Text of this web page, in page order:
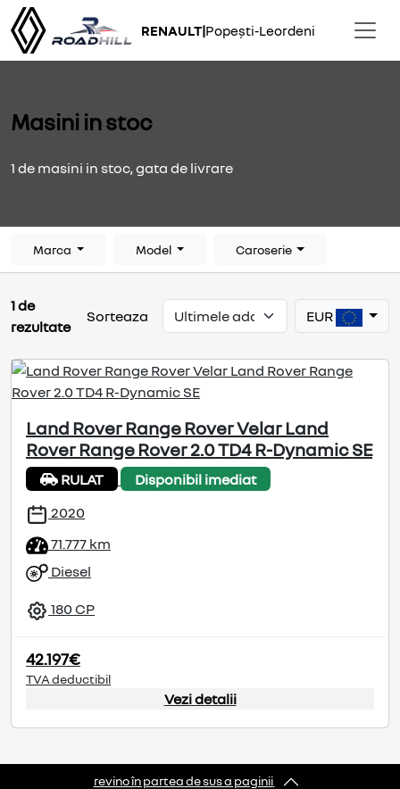
RENAULT|Popești-Leordeni
Masini in stoc
1 de masini in stoc, gata de livrare
Marca Model Caroserie
1 de
rezultate
Sorteaza EUR
Land Rover Range Rover Velar Land
Rover Range Rover 2.0 TD4 R-Dynamic SE
RULAT
Disponibil imediat
2020
71.777 km
Diesel
180 CP
42.197€
TVA deductibil
Vezi detalii
revino în partea de sus a paginii